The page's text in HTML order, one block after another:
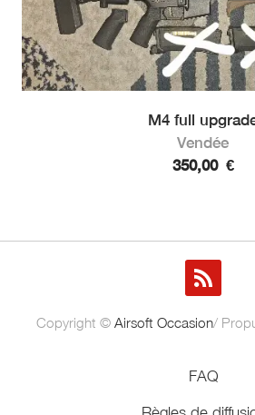
M4 full
Vendée
350,00 €
Copyright © Airsoft Occasion/
FAQ